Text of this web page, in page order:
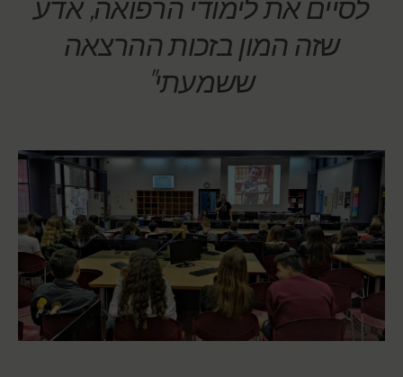
שזה המון בזכות ההרצאה
ששמעתי"